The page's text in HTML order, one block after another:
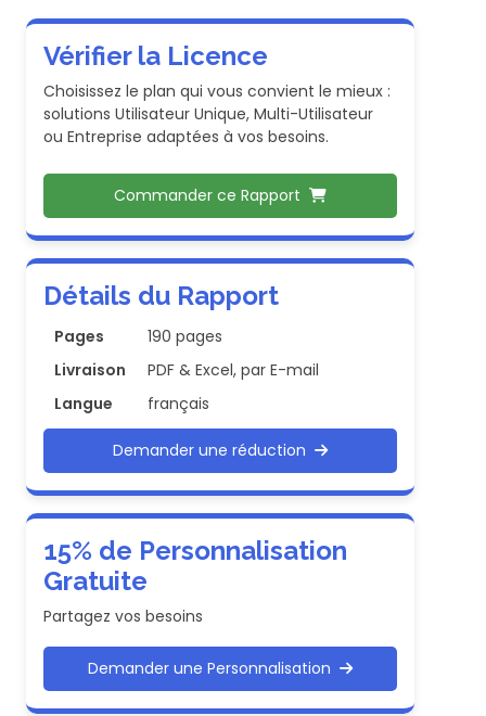
Vérifier la Licence
Choisissez le plan qui vous convient le mieux :
solutions Utilisateur Unique, Multi-Utilisateur
ou Entreprise adaptées à vos besoins.
Commander ce Rapport
Détails du Rapport
Pages
190 pages
Livraison
PDF & Excel, par E-mail
Langue
français
Demander une réduction
15% de Personnalisation
Gratuite
Partagez vos besoins
Demander une Personnalisation